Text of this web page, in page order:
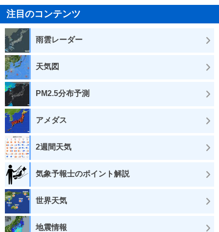
注目のコンテンツ
雨雲レーダー
天気図
PM2.5分布予測
アメダス
2週間天気
気象予報士のポイント解説
世界天気
地震情報